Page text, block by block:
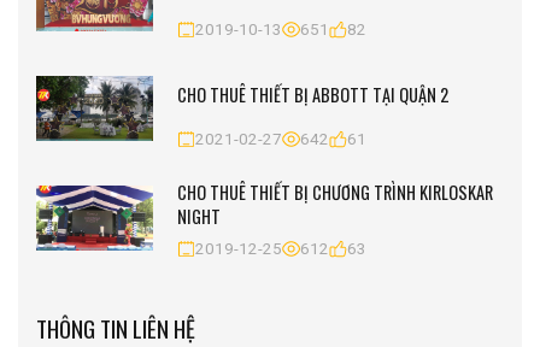
2019-10-13 651 82
CHO THUÊ THIẾT BỊ ABBOTT TẠI QUẬN 2
2021-02-27 642 61
CHO THUÊ THIẾT BỊ CHƯƠNG TRÌNH KIRLOSKAR
NIGHT
2019-12-25 612 63
THÔNG TIN LIÊN HỆ